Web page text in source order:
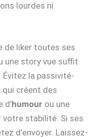
lourdes ni
de liker toutes ses
une story vue suffit
. Évitez la passivité-
créent des
d’humour ou une
votre stabilité. Si ses
d’envoyer. Laissez-